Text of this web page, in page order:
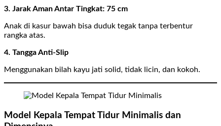
3. Jarak Aman Antar Tingkat: 75 cm
Anak di kasur bawah bisa duduk tegak tanpa terbentur
rangka atas.
4. Tangga Anti-Slip
Menggunakan bilah kayu jati solid, tidak licin, dan kokoh.
Model Kepala Tempat Tidur Minimalis dan